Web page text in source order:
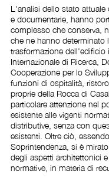
L'analisi dello stato
e documentarie, hanno
complesso che conserva,
che ne hanno
trasformazione dell'edificio
Internazionale di Ricerca,
Cooperazione per lo
funzioni di ospitalità,
proprie della Rocca di
particolare attenzione nel
esistente alle vigenti
distributive, senza con
esistenti. Oltre ciò,
Soprintendenza, si è
degli aspetti architettonici
normative, in materia di